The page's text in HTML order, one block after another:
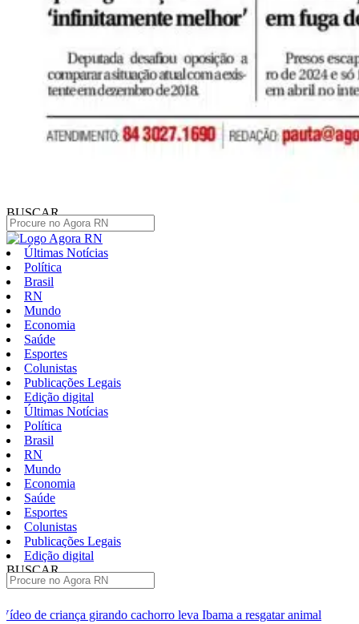
BUSCAR
Últimas Notícias
Política
Brasil
RN
Mundo
Economia
Saúde
Esportes
Colunistas
Publicações Legais
Edição digital
Últimas Notícias
Política
Brasil
RN
Mundo
Economia
Saúde
Esportes
Colunistas
Publicações Legais
Edição digital
BUSCAR
leva Ibama a resgatar animal
[VÍDEO] Professores da